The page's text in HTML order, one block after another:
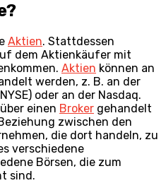
Aktien. Stattdessen
dem Aktienkäufer mit
Aktien können an
werden, z. B. an der
oder an der Nasdaq.
über einen Broker gehandelt
zwischen den
die dort handeln, zu
verschiedene
Börsen, die zum
sind.